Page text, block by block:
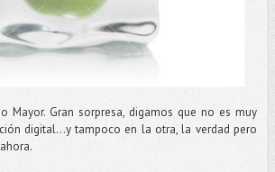
Mayor. Gran sorpresa, digamos que no es muy
digital…y tampoco en la otra, la verdad pero